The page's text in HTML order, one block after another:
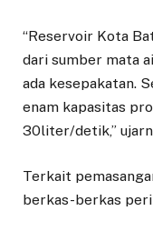
“Reservoir Kota
dari sumber mata
ada kesepakatan.
enam kapasitas
30liter/detik,”
Terkait
berkas-berkas